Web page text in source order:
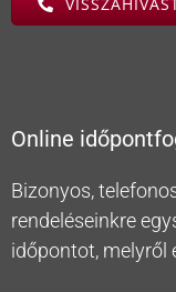
Online
Bizonyos,
rendeléseinkre
időpontot, melyről